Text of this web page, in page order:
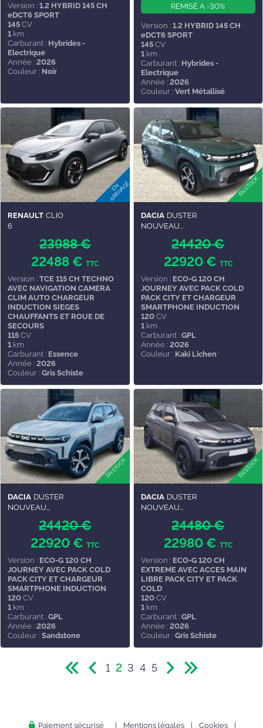
Version : 1.2 HYBRID 145 CH
eDCT6 SPORT
145 CV
1 km
Carburant : Hybrides -
Electrique
Année : 2026
Couleur : Noir
REMISÉ A -30%
Version : 1.2 HYBRID 145 CH
eDCT6 SPORT
145CV
1km
Carburant : Hybrides -
Electrique
Année : 2026
Couleur : Vert Métallisé
RENAULT CLIO
6
23988 €
22488 €TTC
Version : TCE 115 CH TECHNO
AVEC NAVIGATION CAMERA
CLIM AUTO CHARGEUR
INDUCTION SIEGES
CHAUFFANTS ET ROUE DE
SECOURS
115 CV
1 km
Carburant : Essence
Année : 2026
Couleur : Gris Schiste
DACIA DUSTER
NOUVEAU...
24420 €
22920 € TTC
Version : ECO-G 120 CH
JOURNEY AVEC PACK COLD
PACK CITY ET CHARGEUR
SMARTPHONE INDUCTION
120CV
1km
Carburant : GPL
Année : 2026
Couleur : Kaki Lichen
DACIA DUSTER
NOUVEAU...
24420 €
22920 €TTC
Version : ECO-G 120 CH
JOURNEY AVEC PACK COLD
PACK CITY ET CHARGEUR
SMARTPHONE INDUCTION
120 CV
1 km
Carburant : GPL
Année : 2026
Couleur : Sandstone
DACIA DUSTER
NOUVEAU...
24480 €
22980 € TTC
Version : ECO-G 120 CH
EXTREME AVEC ACCES MAIN
LIBRE PACK CITY ET PACK
COLD
120CV
1km
Carburant : GPL
Année : 2026
Couleur : Gris Schiste
1 2 3 4 5
Paiement sécurisé | Mentions légales | Cookies |